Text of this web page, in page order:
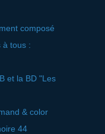
composé
à tous :
et la BD "Les
& color
44